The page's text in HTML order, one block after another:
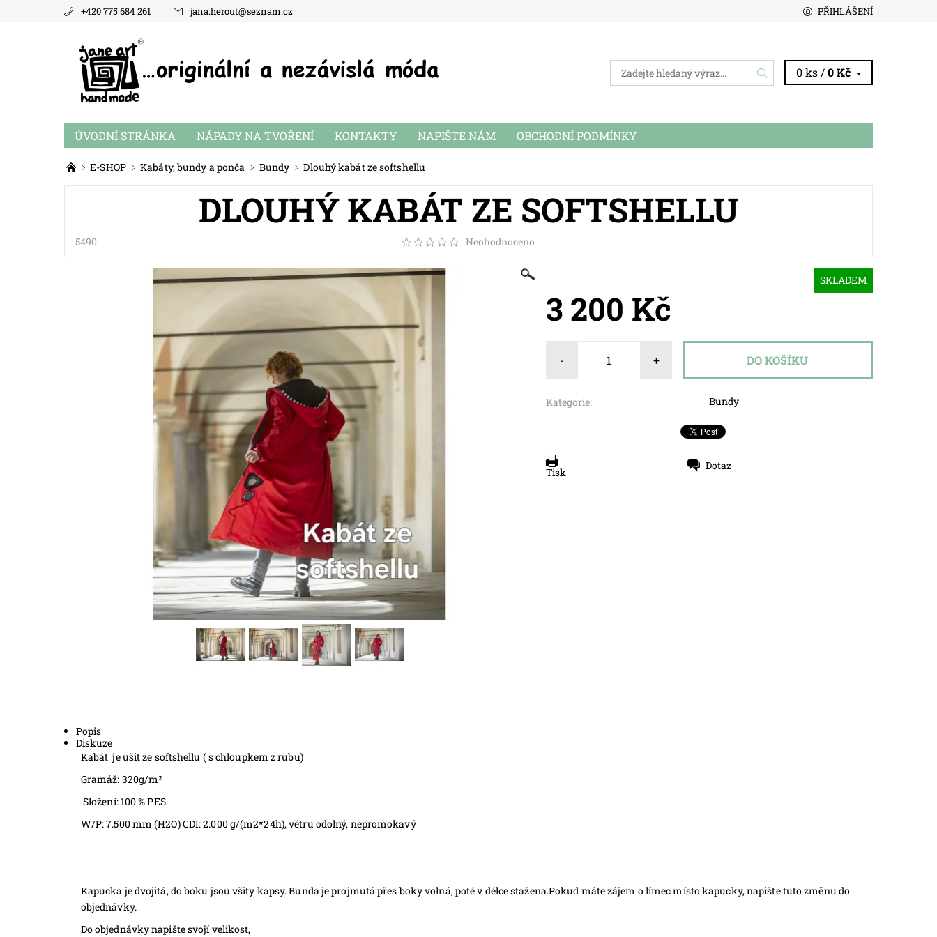
+420 775 684 261 jana.herout@seznam.cz PŘIHLÁŠENÍ
0 ks /0 Kč
ÚVODNÍ STRÁNKA NÁPADY NA TVOŘENÍ KONTAKTY NAPIŠTE NÁM OBCHODNÍ PODMÍNKY
E-SHOP Kabáty, bundy a ponča Bundy Dlouhý kabát ze softshellu
DLOUHÝ KABÁT ZE SOFTSHELLU
5490 Neohodnoceno
SKLADEM
3 200 Kč
- +
Kategorie: Bundy
Tisk
Dotaz
Popis
Diskuze
Kabát je ušit ze softshellu ( s chloupkem z rubu)
Gramáž: 320g/m²
Složení: 100 % PES
W/P: 7.500 mm (H2O) CDI: 2.000 g/(m2*24h), větru odolný, nepromokavý
Kapucka je dvojitá, do boku jsou všity kapsy. Bunda je projmutá přes boky volná, poté v délce stažena.Pokud máte zájem o límec místo kapucky, napište tuto změnu do
objednávky.
Do objednávky napište svojí velikost,